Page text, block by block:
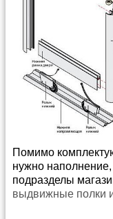
Помимо
нужно
подразделы
выдвижные полки